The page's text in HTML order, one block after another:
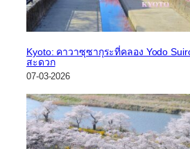
Kyoto: คาวาซุซากุระที่คลอง Yodo
สะดวก
07-03-2026